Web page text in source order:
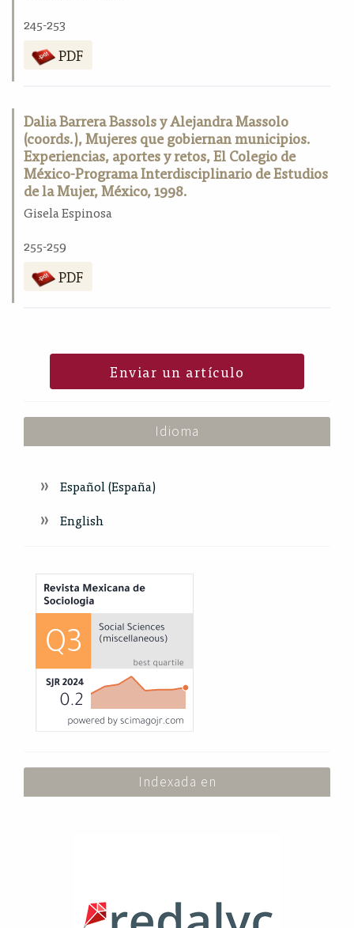
245-253
PDF
Dalia Barrera Bassols y Alejandra Massolo
(coords.), Mujeres que gobiernan municipios.
Experiencias, aportes y retos, El Colegio de
México-Programa Interdisciplinario de Estudios
de la Mujer, México, 1998.
Gisela Espinosa
255-259
PDF
Enviar un artículo
Idioma
Español (España)
English
Index
Indexada en